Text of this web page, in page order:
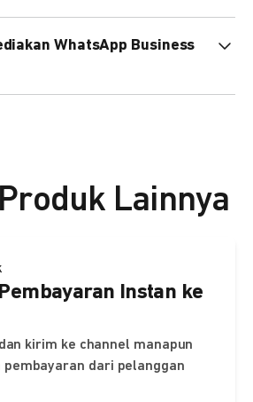
Bisa juga pakai nomor
sudah dimiliki sendiri, atau dari
Bisnis terverifikasi juga
WhatsApp Business
Lainnya
Instan ke
kirim ke channel manapun
dari pelanggan